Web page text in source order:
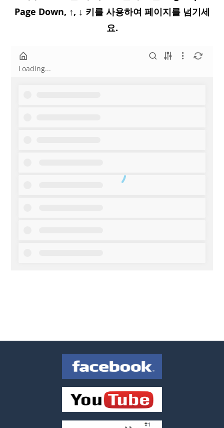
Page Down, ↑, ↓ 키를 사용하여 페이지를 넘기세
요.
Loading...